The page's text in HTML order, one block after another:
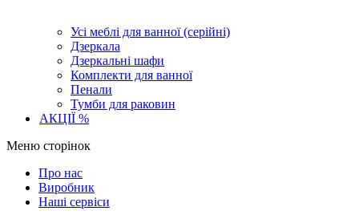
Усі меблі для ванної (серійні)
Дзеркала
Дзеркальні шафи
Комплекти для ванної
Пенали
Тумби для раковин
АКЦІЇ %
Меню сторінок
Про нас
Виробник
Наші сервіси